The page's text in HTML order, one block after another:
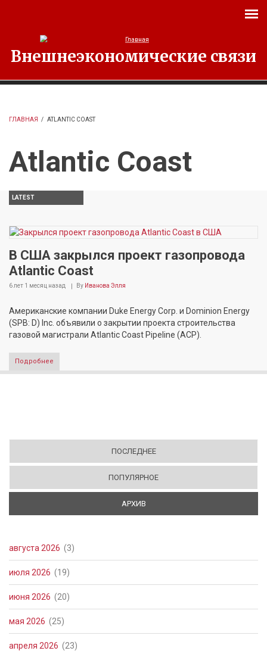
Внешнеэкономические связи
ГЛАВНАЯ / ATLANTIC COAST
Atlantic Coast
LATEST
В США закрылся проект газопровода
Atlantic Coast
6 лет 1 месяц назад By Иванова Элля
Американские компании Duke Energy Corp. и Dominion Energy
(SPB: D) Inc. объявили о закрытии проекта строительства
газовой магистрали Atlantic Coast Pipeline (ACP).
Подробнее
ПОСЛЕДНЕЕ
ПОПУЛЯРНОЕ
АРХИВ
августа 2026 (3)
июля 2026 (19)
июня 2026 (20)
мая 2026 (25)
апреля 2026 (23)